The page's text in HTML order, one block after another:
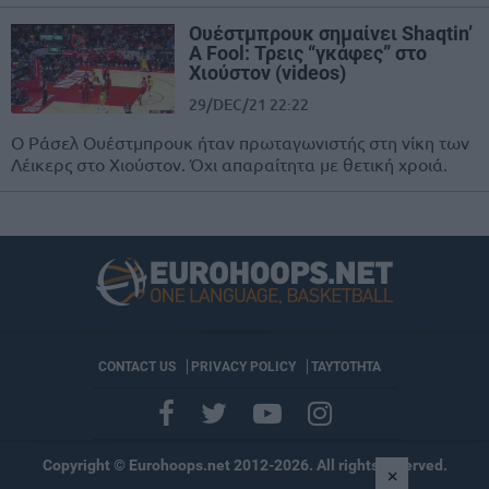
Ουέστμπρουκ σημαίνει Shaqtin’
A Fool: Τρεις “γκάφες” στο
Χιούστον (videos)
29/DEC/21 22:22
Ο Ράσελ Ουέστμπρουκ ήταν πρωταγωνιστής στη νίκη των
Λέικερς στο Χιούστον. Όχι απαραίτητα με θετική χροιά.
CONTACT US PRIVACY POLICY ΤΑΥΤΟΤΗΤΑ
Copyright © Eurohoops.net 2012-2026. All rights reserved.
×